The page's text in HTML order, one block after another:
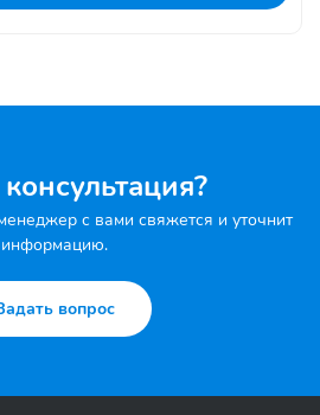
с вами свяжется и уточнит
информацию.
вопрос